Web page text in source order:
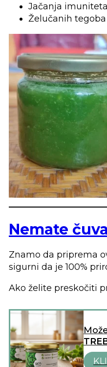
Jačanja
Želučanih
Nemate
Znamo da priprema
sigurni da je 100%
Ako želite preskočiti